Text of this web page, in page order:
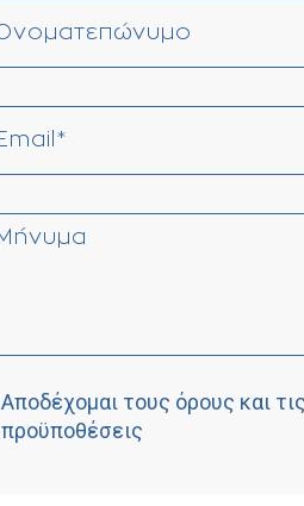
Αποδέχομαι τους όρους και τις
προϋποθέσεις